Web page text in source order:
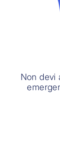
Non devi